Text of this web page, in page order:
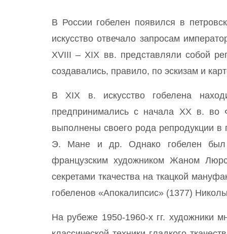
В России гобелен появился в
искусство отвечало запросам
ХVIII – ХIХ вв. представляли собой
создавались, правило, по эскизам и
В ХIХ в. искусство гобелена
предпринимались с начала ХХ в. во
выполнены своего рода репродукции в
Э. Мане и др. Однако гобелен был
французским художником Жаном
секретами ткачества на ткацкой
гобеленов «Апокалипсис» (1377)
На рубеже 1950-1960-х гг. художники